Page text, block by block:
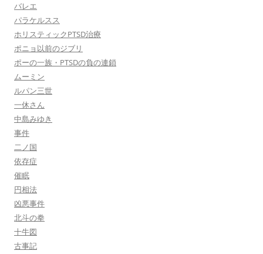
バレエ
パラケルスス
ホリスティックPTSD治療
ポニョ以前のジブリ
ポーの一族・PTSDの負の連鎖
ムーミン
ルパン三世
一休さん
中島みゆき
事件
二ノ国
依存症
催眠
円相法
凶悪事件
北斗の拳
十牛図
古事記